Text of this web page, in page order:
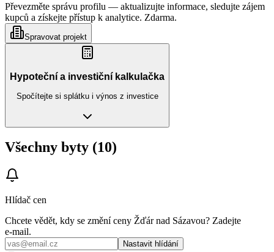
Převezměte správu profilu — aktualizujte informace, sledujte zájem
kupců a získejte přístup k analytice. Zdarma.
Spravovat projekt
Hypoteční a investiční kalkulačka
Spočítejte si splátku i výnos z investice
Všechny byty (10)
Hlídač cen
Chcete vědět, kdy se změní ceny Žďár nad Sázavou? Zadejte
e‑mail.
Nastavit hlídání